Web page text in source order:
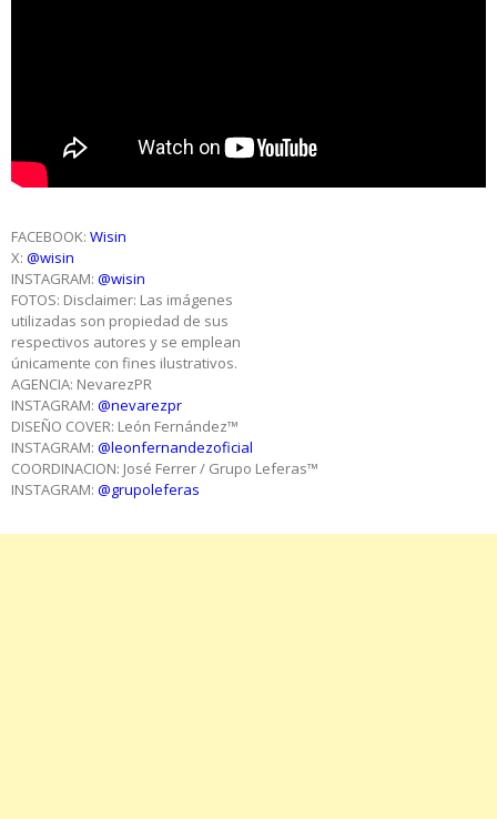
FACEBOOK: Wisin
X: @wisin
INSTAGRAM: @wisin
FOTOS: Disclaimer: Las imágenes
utilizadas son propiedad de sus
respectivos autores y se emplean
únicamente con fines ilustrativos.
AGENCIA: NevarezPR
INSTAGRAM: @nevarezpr
DISEÑO COVER: León Fernández™
INSTAGRAM: @leonfernandezoficial
COORDINACION: José Ferrer / Grupo Leferas™
INSTAGRAM: @grupoleferas